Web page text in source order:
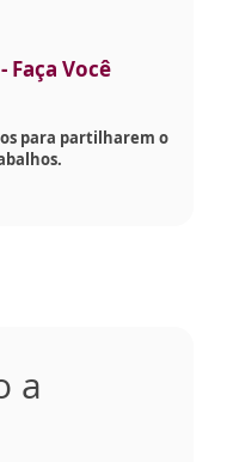
Faça Você
para partilharem o
a